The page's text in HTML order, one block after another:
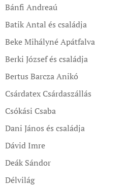
Bánfi Andreaú
Batik Antal és családja
Beke Mihályné Apátfalva
Berki József és családja
Bertus Barcza Anikó
Csárdatex Csárdaszállás
Csókási Csaba
Dani János és családja
Dávid Imre
Deák Sándor
Délvilág